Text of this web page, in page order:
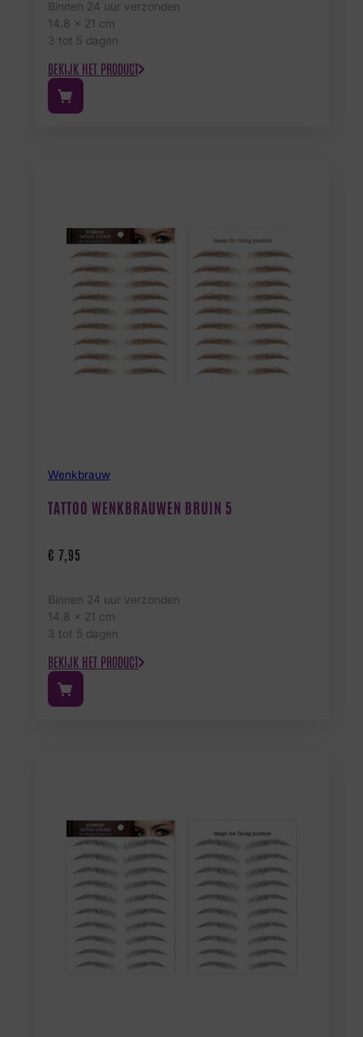
Binnen 24 uur verzonden
14.8 x 21 cm
3 tot 5 dagen
BEKIJK HET PRODUCT
Wenkbrauw
TATTOO WENKBRAUWEN BRUIN 5
€ 7,95
Binnen 24 uur verzonden
14.8 x 21 cm
3 tot 5 dagen
BEKIJK HET PRODUCT